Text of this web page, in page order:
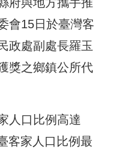
會15日於臺灣客
政處副處長羅玉
獎之鄉鎮公所代
人口比例高達
客家人口比例最